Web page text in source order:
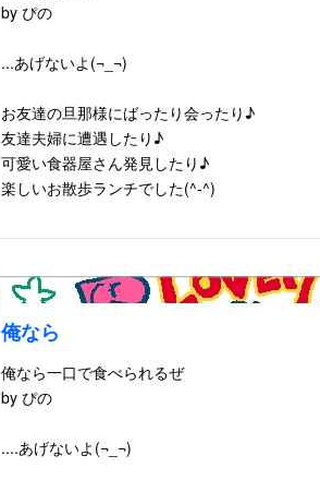
by ぴの
...あげないよ(¬_¬)
お友達の旦那様にばったり会ったり♪
友達夫婦に遭遇したり♪
可愛い食器屋さん発見したり♪
楽しいお散歩ランチでした(^-^)
俺なら
俺なら一口で食べられるぜ
by ぴの
....あげないよ(¬_¬)